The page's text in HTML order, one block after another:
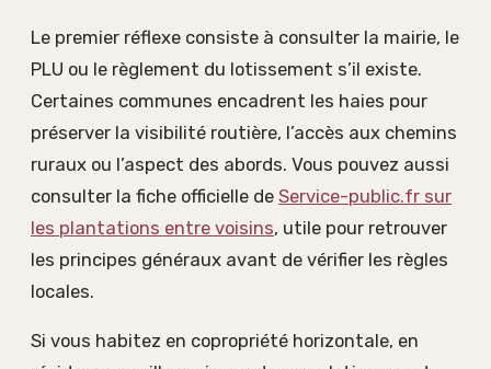
Le premier réflexe consiste à consulter la mairie, le
PLU ou le règlement du lotissement s’il existe.
Certaines communes encadrent les haies pour
préserver la visibilité routière, l’accès aux chemins
ruraux ou l’aspect des abords. Vous pouvez aussi
consulter la fiche officielle de Service-public.fr sur
les plantations entre voisins, utile pour retrouver
les principes généraux avant de vérifier les règles
locales.
Si vous habitez en copropriété horizontale, en